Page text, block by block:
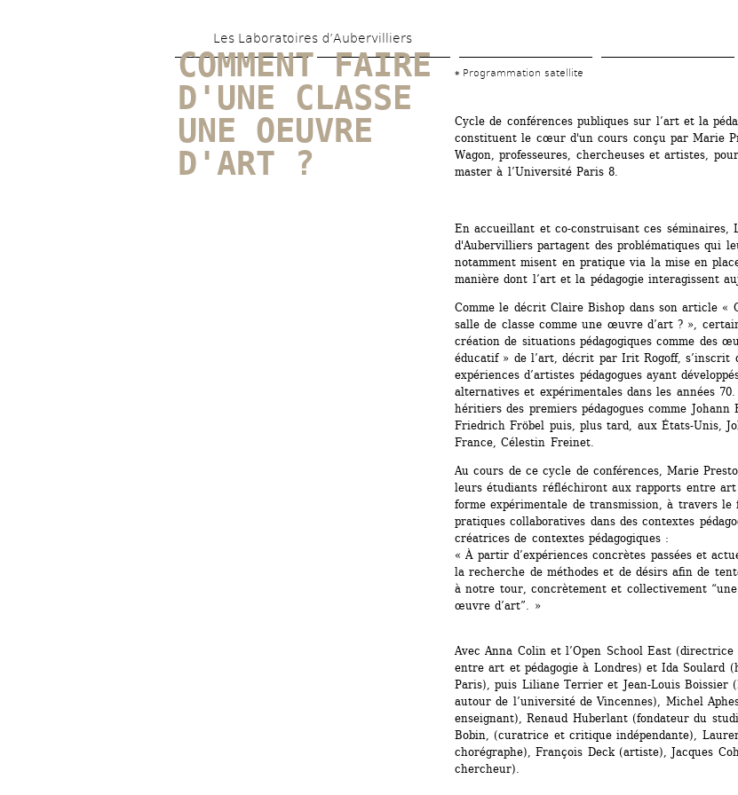
contenu
principal
Les Laboratoires d’Aubervilliers
COMMENT FAIRE
D'UNE CLASSE
UNE OEUVRE
D'ART ?
Programmation satellite
Cycle de conférences publiques sur l’art et la
constituent le cœur d'un cours conçu par Marie
Wagon, professeures, chercheuses et artistes,
master à l’Université Paris 8.
En accueillant et co-construisant ces séminaires,
d'Aubervilliers partagent des problématiques qui
notamment misent en pratique via la mise en
manière dont l’art et la pédagogie interagissent
Comme le décrit Claire Bishop dans son article «
salle de classe comme une œuvre d’art ? »,
création de situations pédagogiques comme des
éducatif » de l’art, décrit par Irit Rogoff, s’inscrit
expériences d’artistes pédagogues ayant
alternatives et expérimentales dans les années
héritiers des premiers pédagogues comme Johann
Friedrich Fröbel puis, plus tard, aux États-Unis,
France, Célestin Freinet.
Au cours de ce cycle de conférences, Marie
leurs étudiants réfléchiront aux rapports entre art
forme expérimentale de transmission, à travers le
pratiques collaboratives dans des contextes
créatrices de contextes pédagogiques :
« À partir d’expériences concrètes passées et
la recherche de méthodes et de désirs afin de
à notre tour, concrètement et collectivement “une
œuvre d’art”. »
Avec Anna Colin et l’Open School East
entre art et pédagogie à Londres) et Ida Soulard
Paris), puis Liliane Terrier et Jean-Louis Boissier
autour de l’université de Vincennes), Michel
enseignant), Renaud Huberlant (fondateur du
Bobin, (curatrice et critique indépendante),
chorégraphe), François Deck (artiste), Jacques
chercheur).